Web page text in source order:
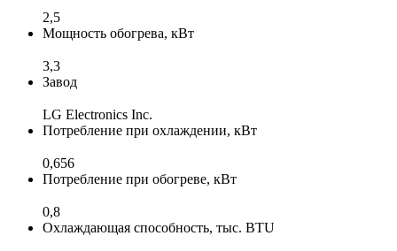
2,5
Мощность обогрева, кВт
3,3
Завод
LG Electronics Inc.
Потребление при охлаждении, кВт
0,656
Потребление при обогреве, кВт
0,8
Охлаждающая способность, тыс. BTU